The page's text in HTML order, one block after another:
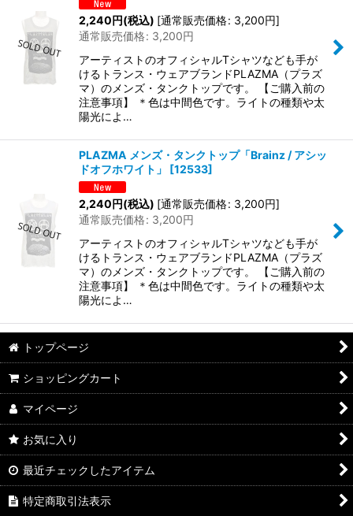
2,240円(税込) [通常販売価格: 3,200円]
通常販売価格: 3,200円
アーティストのオフィシャルTシャツなども手が
けるトランス・ウェアブランドPLAZMA（プラズ
マ）のメンズ・タンクトップです。 【ご購入前の
注意事項】 ＊色は中間色です。ライトの種類や太
陽光によ…
PLAZMA メンズ・タンクトップ「Brainz / アシッ
ドオフホワイト」
[12533]
2,240円(税込) [通常販売価格: 3,200円]
通常販売価格: 3,200円
アーティストのオフィシャルTシャツなども手が
けるトランス・ウェアブランドPLAZMA（プラズ
マ）のメンズ・タンクトップです。 【ご購入前の
注意事項】 ＊色は中間色です。ライトの種類や太
陽光によ…
トップページ
ショッピングカート
マイページ
お気に入り
最近チェックしたアイテム
特定商取引法表示